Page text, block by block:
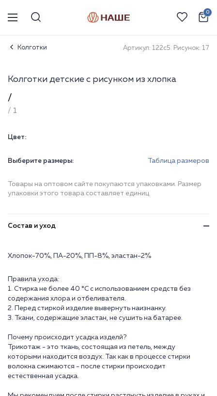
0
Колготки Артикул: 122с5. Рисунок: 17
Колготки детские с рисунком из хлопка
/
/ 1
Цвет:
Выберите размеры: Таблица размеров
Товары на оптовом сайте покупаются упаковками. Размер
упаковки этого товара составляет единиц
Состав и уход
Хлопок-70%, ПА-20%, ПП-8%, эластан-2%
Правила ухода:
1. Стирка не более 40 °C с использованием средств без
содержания хлора и отбеливателя.
2. Перед стиркой изделие вывернуть наизнанку.
3. Ткани, содержащие эластан, не сушить на батарее.
Почему происходит усадка изделй?
Трикотаж - это ткань, состоящая из петель, между
которыми находится воздух. Так как в процессе стирки
волокна сжимаются - после стирки происходит
естественная усадка.